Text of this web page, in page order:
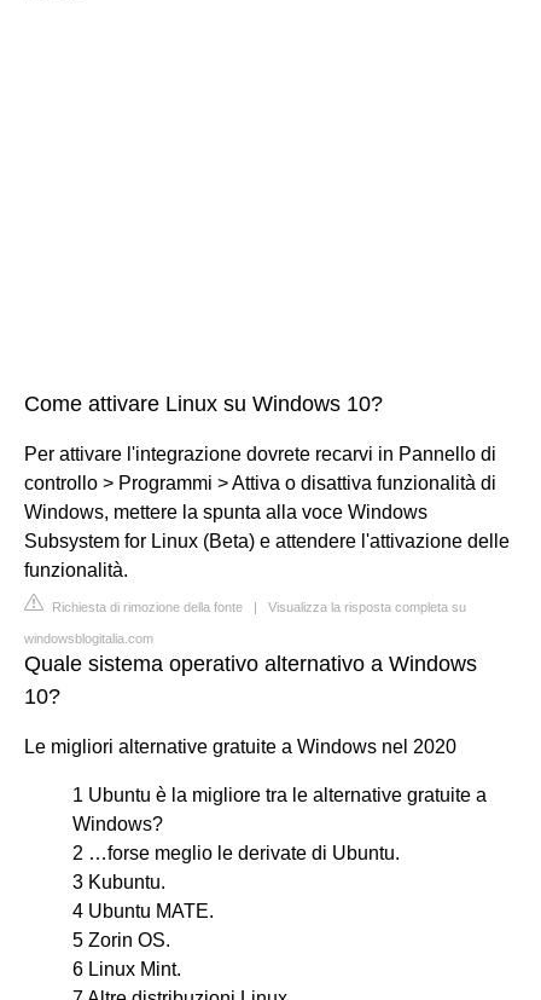
Come attivare Linux su Windows 10?
Per attivare l'integrazione dovrete recarvi in Pannello di
controllo > Programmi > Attiva o disattiva funzionalità di
Windows, mettere la spunta alla voce Windows
Subsystem for Linux (Beta) e attendere l'attivazione delle
funzionalità.
Richiesta di rimozione della fonte | Visualizza la risposta completa su
windowsblogitalia.com
Quale sistema operativo alternativo a Windows
10?
Le migliori alternative gratuite a Windows nel 2020
1 Ubuntu è la migliore tra le alternative gratuite a
Windows?
2 …forse meglio le derivate di Ubuntu.
3 Kubuntu.
4 Ubuntu MATE.
5 Zorin OS.
6 Linux Mint.